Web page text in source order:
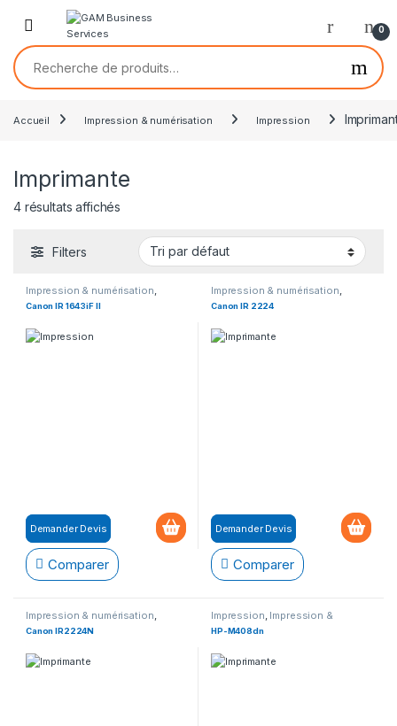
0
Accueil Impression & numérisation Impression
Imprimante
4 résultats affichés
Filters
Impression & numérisation,
Imprimante
Canon IR 1643iF II
Demander Devis
Comparer
Impression & numérisation,
Imprimante
Canon IR 2224
Demander Devis
Comparer
Impression & numérisation
Imprimante
Canon IR2224N
Impression Impression &
numérisation Imprimante
HP-M408dn